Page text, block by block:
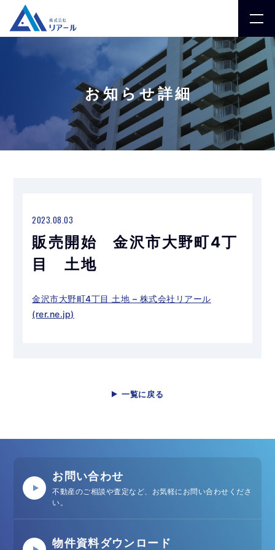
お知らせ詳細
2023.08.03
販売開始 金沢市大野町4丁
目 土地
金沢市大野町4丁目 土地 – 株式会社リアール
(rer.ne.jp)
一覧に戻る
お問い合わせ
不動産のご相談や査定など、お気軽にお問い合わせくださ
い。
物件資料ダウンロード